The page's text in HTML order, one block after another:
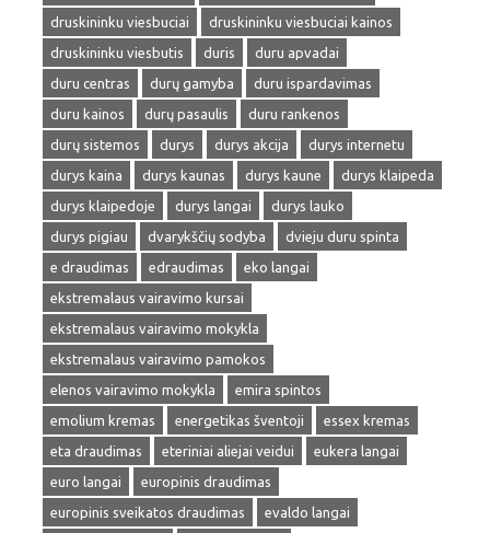
druskininku viesbuciai
druskininku viesbuciai kainos
druskininku viesbutis
duris
duru apvadai
duru centras
durų gamyba
duru ispardavimas
duru kainos
durų pasaulis
duru rankenos
durų sistemos
durys durys akcija
durys internetu
durys kaina
durys kaunas durys kaune
durys klaipeda
durys klaipedoje
durys langai
durys lauko
durys pigiau
dvarykščių sodyba
dvieju duru spinta
e draudimas
edraudimas
eko langai
ekstremalaus vairavimo kursai
ekstremalaus vairavimo mokykla
ekstremalaus vairavimo pamokos
elenos vairavimo mokykla
emira spintos
emolium kremas
energetikas šventoji
essex kremas
eta draudimas
eteriniai aliejai veidui
eukera langai
euro langai
europinis draudimas
europinis sveikatos draudimas
evaldo langai